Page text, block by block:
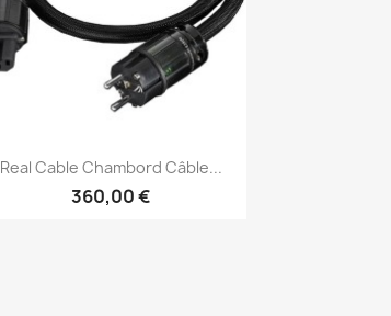
Aperçu rapide
Real Cable Chambord Câble...
360,00 €